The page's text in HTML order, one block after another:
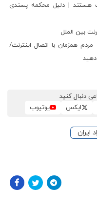
هستند | دلیل محکمه پسندی
بین الملل
همزمان با اتصال اینترنت/
دهید
دنبال کنید
ایکس یوتیوب
ایران